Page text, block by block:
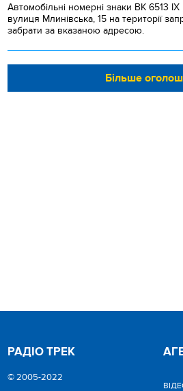
Автомобільні номерні знаки BK 6513
вулиця Млинівська, 15 на території
забрати за вказаною адресою.
Більше
РАДІО ТРЕК
© 2005-2022